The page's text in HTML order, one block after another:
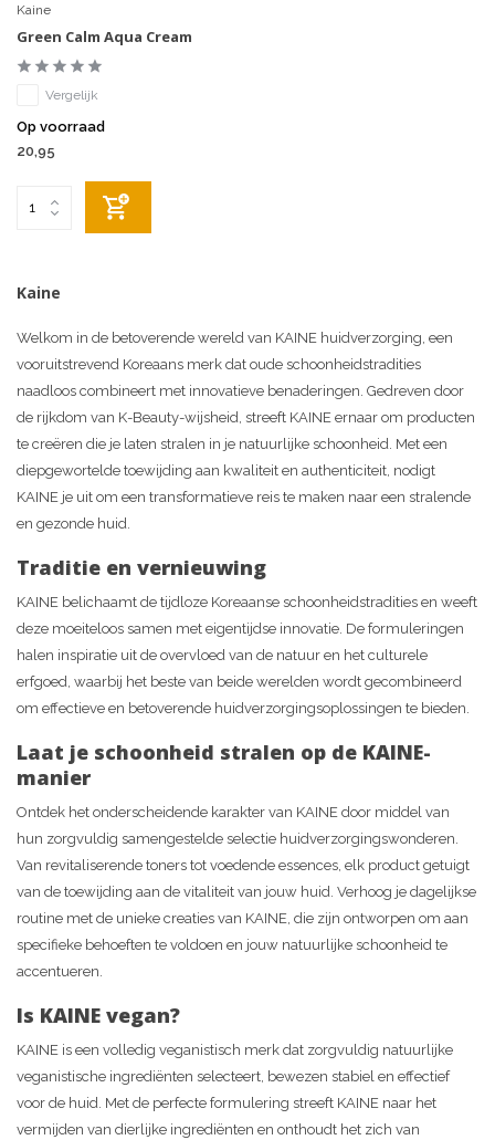
Kaine
Green Calm Aqua Cream
Vergelijk
Op voorraad
20,95
Kaine
Welkom in de betoverende wereld van KAINE huidverzorging, een
vooruitstrevend Koreaans merk dat oude schoonheidstradities
naadloos combineert met innovatieve benaderingen. Gedreven door
de rijkdom van K-Beauty-wijsheid, streeft KAINE ernaar om producten
te creëren die je laten stralen in je natuurlijke schoonheid. Met een
diepgewortelde toewijding aan kwaliteit en authenticiteit, nodigt
KAINE je uit om een transformatieve reis te maken naar een stralende
en gezonde huid.
Traditie en vernieuwing
KAINE belichaamt de tijdloze Koreaanse schoonheidstradities en weeft
deze moeiteloos samen met eigentijdse innovatie. De formuleringen
halen inspiratie uit de overvloed van de natuur en het culturele
erfgoed, waarbij het beste van beide werelden wordt gecombineerd
om effectieve en betoverende huidverzorgingsoplossingen te bieden.
Laat je schoonheid stralen op de KAINE-
manier
Ontdek het onderscheidende karakter van KAINE door middel van
hun zorgvuldig samengestelde selectie huidverzorgingswonderen.
Van revitaliserende toners tot voedende essences, elk product getuigt
van de toewijding aan de vitaliteit van jouw huid. Verhoog je dagelijkse
routine met de unieke creaties van KAINE, die zijn ontworpen om aan
specifieke behoeften te voldoen en jouw natuurlijke schoonheid te
accentueren.
Is KAINE vegan?
KAINE is een volledig veganistisch merk dat zorgvuldig natuurlijke
veganistische ingrediënten selecteert, bewezen stabiel en effectief
voor de huid. Met de perfecte formulering streeft KAINE naar het
vermijden van dierlijke ingrediënten en onthoudt het zich van